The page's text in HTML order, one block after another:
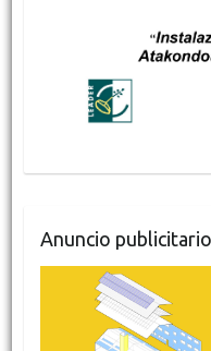
Anuncio publicitario